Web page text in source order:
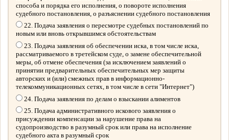
способа и порядка его исполнения, о повороте исполнения
судебного постановления, о разъяснении судебного постановления
22. Подача заявления о пересмотре судебных постановлений по
новым или вновь открывшимся обстоятельствам
23. Подача заявления об обеспечении иска, в том числе иска,
рассматриваемого в третейском суде, о замене обеспечительной
меры, об отмене обеспечения (за исключением заявлений о
принятии предварительных обеспечительных мер защиты
авторских и (или) смежных прав в информационно-
телекоммуникационных сетях, в том числе в сети "Интернет")
24. Подача заявления по делам о взыскании алиментов
25. Подача административного искового заявления о
присуждении компенсации за нарушение права на
судопроизводство в разумный срок или права на исполнение
судебного акта в разумный срок